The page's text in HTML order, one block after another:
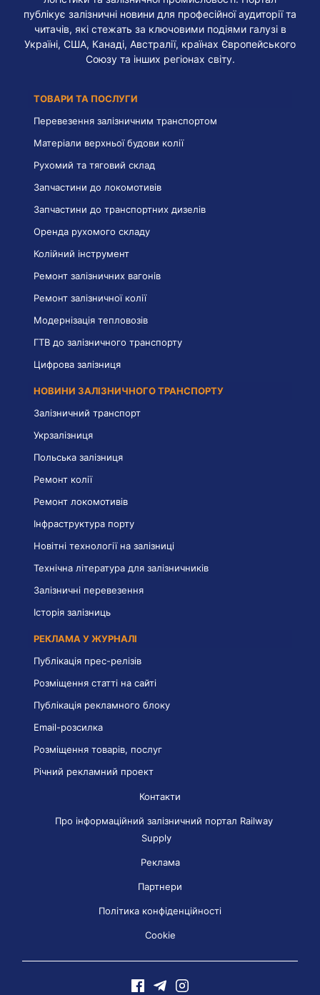
публікує залізничні новини для професійної аудиторії та
читачів, які стежать за ключовими подіями галузі в
Україні, США, Канаді, Австралії, країнах Європейського
Союзу та інших регіонах світу.
ТОВАРИ ТА ПОСЛУГИ
Перевезення залізничним транспортом
Матеріали верхньої будови колії
Рухомий та тяговий склад
Запчастини до локомотивів
Запчастини до транспортних дизелів
Оренда рухомого складу
Колійний інструмент
Ремонт залізничних вагонів
Ремонт залізничної колії
Модернізація тепловозів
ГТВ до залізничного транспорту
Цифрова залізниця
НОВИНИ ЗАЛІЗНИЧНОГО ТРАНСПОРТУ
Залізничний транспорт
Укрзалізниця
Польська залізниця
Ремонт колії
Ремонт локомотивів
Інфраструктура порту
Новітні технології на залізниці
Технічна література для залізничників
Залізничні перевезення
Історія залізниць
РЕКЛАМА У ЖУРНАЛІ
Публікація прес-релізів
Розміщення статті на сайті
Публікація рекламного блоку
Email-розсилка
Розміщення товарів, послуг
Річний рекламний проект
Контакти
Про інформаційний залізничний портал Railway
Supply
Реклама
Партнери
Політика конфіденційності
Cookie